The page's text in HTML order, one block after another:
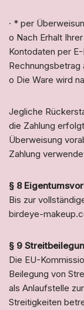
· * per
o Nach Erhalt
Kontodaten per
Rechnungsbetrag
o Die Ware wird
Jegliche
die Zahlung
Überweisung
Zahlung
§ 8
Bis zur
birdeye-
§ 9
Die EU-
Beilegung von
als Anlaufstelle
Streitigkeiten